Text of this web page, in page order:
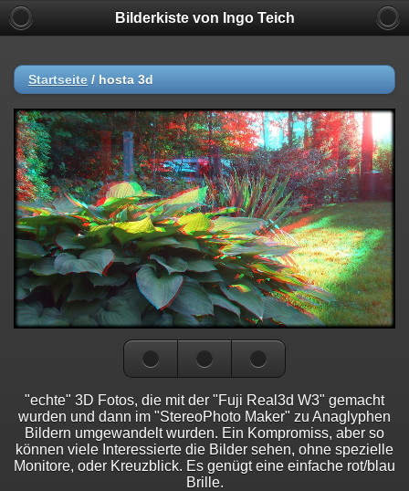
Bilderkiste von Ingo Teich
Startseite / hosta 3d
"echte" 3D Fotos, die mit der "Fuji Real3d W3" gemacht
wurden und dann im "StereoPhoto Maker" zu Anaglyphen
Bildern umgewandelt wurden. Ein Kompromiss, aber so
können viele Interessierte die Bilder sehen, ohne spezielle
Monitore, oder Kreuzblick. Es genügt eine einfache rot/blau
Brille.